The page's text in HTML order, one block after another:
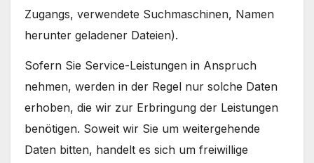
Zugangs, verwendete Suchmaschinen, Namen
herunter geladener Dateien).
Sofern Sie Service-Leistungen in Anspruch
nehmen, werden in der Regel nur solche Daten
erhoben, die wir zur Erbringung der Leistungen
benötigen. Soweit wir Sie um weitergehende
Daten bitten, handelt es sich um freiwillige